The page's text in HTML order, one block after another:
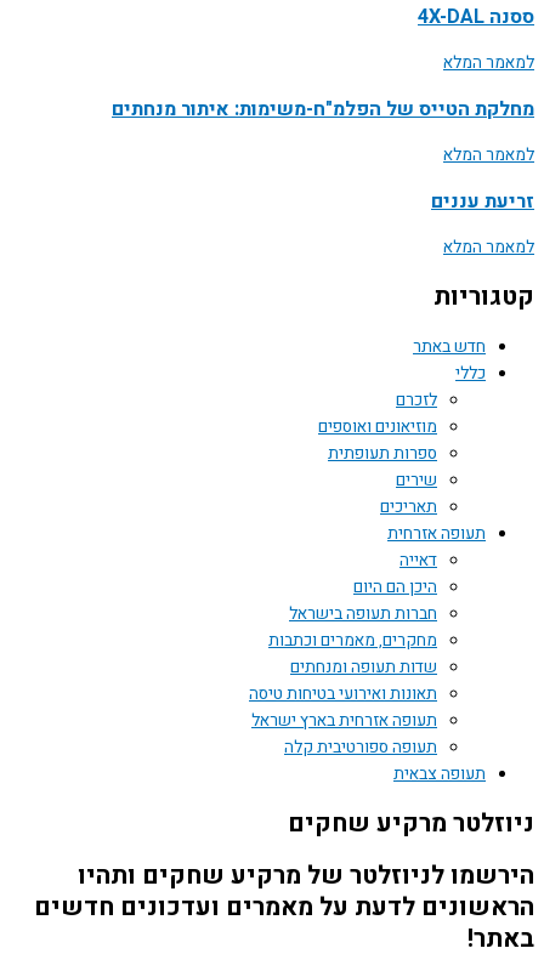
ססנה 4X-DAL
למאמר המלא
מחלקת הטייס של הפלמ"ח-משימות: איתור מנחתים
למאמר המלא
זריעת עננים
למאמר המלא
קטגוריות
חדש באתר
כללי
לזכרם
מוזיאונים ואוספים
ספרות תעופתית
שירים
תאריכים
תעופה אזרחית
דאייה
היכן הם היום
חברות תעופה בישראל
מחקרים, מאמרים וכתבות
שדות תעופה ומנחתים
תאונות ואירועי בטיחות טיסה
תעופה אזרחית בארץ ישראל
תעופה ספורטיבית קלה
תעופה צבאית
ניוזלטר מרקיע שחקים
הירשמו לניוזלטר של מרקיע שחקים ותהיו
הראשונים לדעת על מאמרים ועדכונים חדשים
באתר!